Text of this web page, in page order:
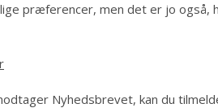
præferencer, men det er jo også,
Nyhedsbrevet, kan du